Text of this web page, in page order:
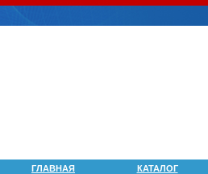
ГЛАВНАЯ КАТАЛОГ